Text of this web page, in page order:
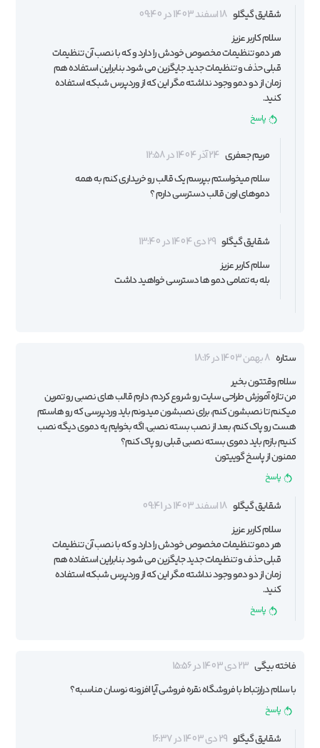
شقایق گیگلو 18 اسفند 1403 در 09:40
سلام کاربر عزیز
هر دمو تنظیمات مخصوص خودش را دارد و که با نصب آن تنظیمات
قبلی حذف و تنظیمات جدید جایگزین می شود بنابراین استفاده هم
زمان از دو دمو وجود نداشته مگر این که از وردپرس شبکه استفاده
کنید.
پاسخ
مریم جعفری 24 آذر 1404 در 12:58
سلام میخواستم بپرسم یک قالب رو خریداری کنم به همه
دموهای اون قالب دسترسی دارم ؟
شقایق گیگلو 29 دی 1404 در 13:40
سلام کاربر عزیز
بله به تمامی دمو ها دسترسی خواهید داشت
ستاره 8 بهمن 1403 در 18:16
سلام وقتتون بخیر
من تازه آموزش طراحی سایت رو شروع کردم، دارم قالب های نصبی رو تمرین
میکنم تا نصبشون کنم، برای نصبشون میدونم باید وردپرسی که رو هاستم
هست رو پاک کنم، بعد از نصب بسته نصبی، اگه بخوایم یه دموی دیگه نصب
کنیم بازم باید دموی بسته نصبی قبلی رو پاک کنم؟
ممنون از پاسخ گوییتون
پاسخ
شقایق گیگلو 18 اسفند 1403 در 09:41
سلام کاربر عزیز
هر دمو تنظیمات مخصوص خودش را دارد و که با نصب آن تنظیمات
قبلی حذف و تنظیمات جدید جایگزین می شود بنابراین استفاده هم
زمان از دو دمو وجود نداشته مگر این که از وردپرس شبکه استفاده
کنید.
پاسخ
فاخته بیگی 23 دی 1403 در 15:56
با سلام درارتباط با فروشگاه نقره فروشی آیا افزونه نوسان مناسبه ؟
پاسخ
شقایق گیگلو 29 دی 1403 در 16:37